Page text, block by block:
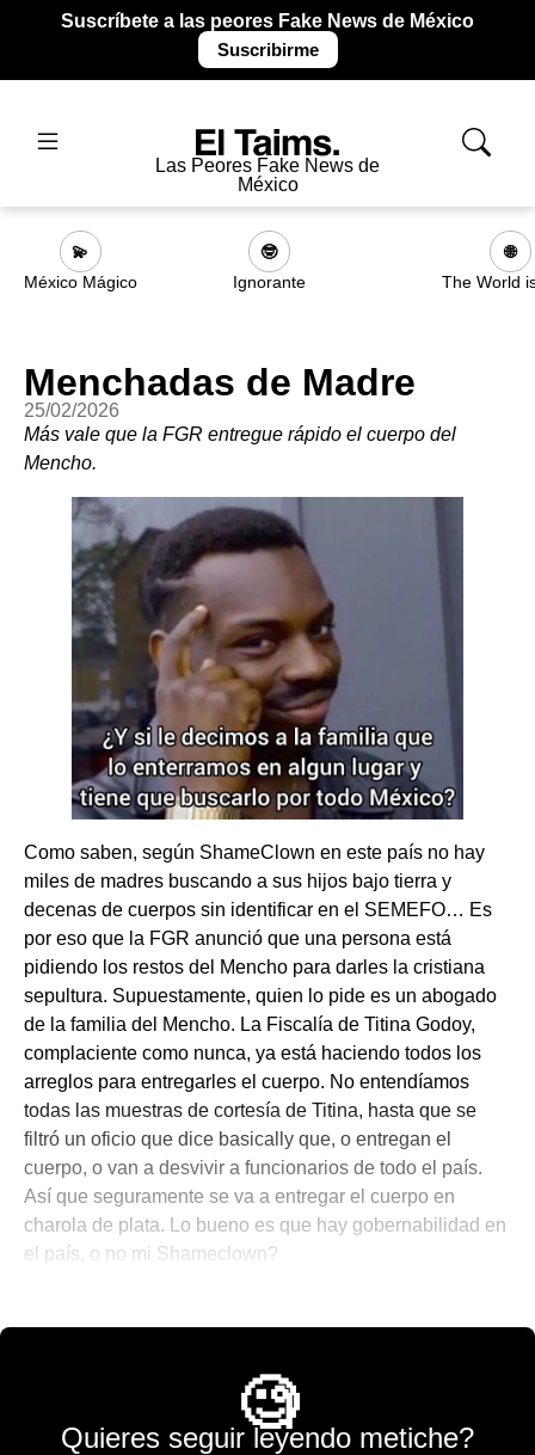
Suscríbete a las peores Fake News de México
Suscribirme
Las Peores Fake News de
México
💫
México Mágico
🤓
Ignorante
🌐
The World
Menchadas de Madre
25/02/2026
Más vale que la FGR entregue rápido el cuerpo del
Mencho.
Como saben, según ShameClown en este país no hay
miles de madres buscando a sus hijos bajo tierra y
decenas de cuerpos sin identificar en el SEMEFO… Es
por eso que la FGR anunció que una persona está
pidiendo los restos del Mencho para darles la cristiana
sepultura. Supuestamente, quien lo pide es un abogado
de la familia del Mencho. La Fiscalía de Titina Godoy,
complaciente como nunca, ya está haciendo todos los
arreglos para entregarles el cuerpo. No entendíamos
todas las muestras de cortesía de Titina, hasta que se
filtró un oficio que dice basically que, o entregan el
cuerpo, o van a desvivir a funcionarios de todo el país.
Así que seguramente se va a entregar el cuerpo en
charola de plata. Lo bueno es que hay gobernabilidad en
el país, o no mi Shameclown?
🧐
Quieres seguir leyendo metiche?